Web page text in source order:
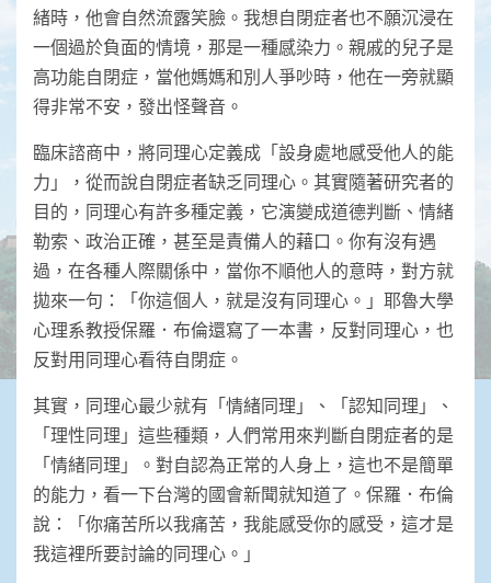
緒時，他會自然流露笑臉。我想自閉症者也不願沉浸在
一個過於負面的情境，那是一種感染力。親戚的兒子是
高功能自閉症，當他媽媽和別人爭吵時，他在一旁就顯
得非常不安，發出怪聲音。
臨床諮商中，將同理心定義成「設身處地感受他人的能
力」，從而說自閉症者缺乏同理心。其實隨著研究者的
目的，同理心有許多種定義，它演變成道德判斷、情緒
勒索、政治正確，甚至是責備人的藉口。你有沒有遇
過，在各種人際關係中，當你不順他人的意時，對方就
拋來一句：「你這個人，就是沒有同理心。」耶魯大學
心理系教授保羅．布倫還寫了一本書，反對同理心，也
反對用同理心看待自閉症。
其實，同理心最少就有「情緒同理」、「認知同理」、
「理性同理」這些種類，人們常用來判斷自閉症者的是
「情緒同理」。對自認為正常的人身上，這也不是簡單
的能力，看一下台灣的國會新聞就知道了。保羅．布倫
說：「你痛苦所以我痛苦，我能感受你的感受，這才是
我這裡所要討論的同理心。」